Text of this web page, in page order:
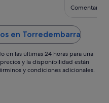
Comentario
en Torredembarra
en las últimas 24 horas para una
y la disponibilidad están
y condiciones adicionales.